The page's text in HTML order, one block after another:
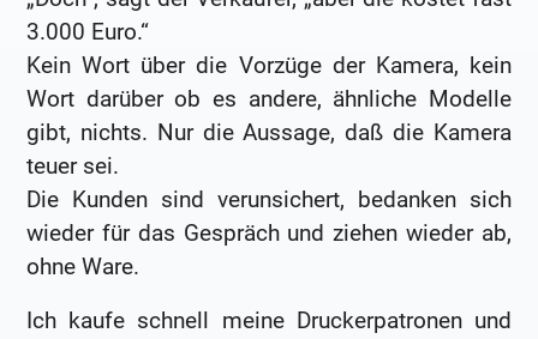
3.000 Euro.“
Kein Wort über die Vorzüge der Kamera, kein
Wort darüber ob es andere, ähnliche Modelle
gibt, nichts. Nur die Aussage, daß die Kamera
teuer sei.
Die Kunden sind verunsichert, bedanken sich
wieder für das Gespräch und ziehen wieder ab,
ohne Ware.
Ich kaufe schnell meine Druckerpatronen und